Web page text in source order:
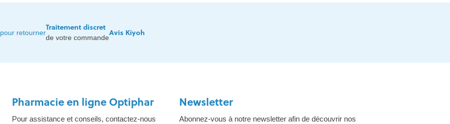
pour retourner
Traitement discret
de votre commande
Avis Kiyoh
Pharmacie en ligne Optiphar
Pour assistance et conseils, contactez-nous
Newsletter
Abonnez-vous à notre newsletter afin de découvrir nos